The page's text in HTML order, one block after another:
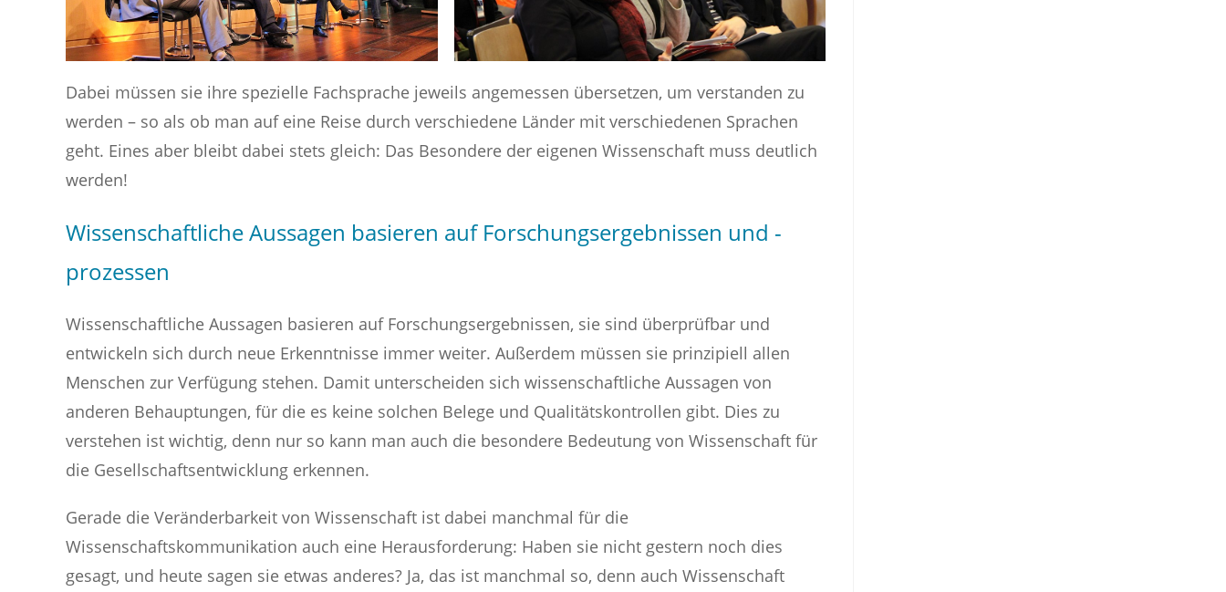
Dabei müssen sie ihre spezielle Fachsprache jeweils angemessen übersetzen, um verstanden zu
werden – so als ob man auf eine Reise durch verschiedene Länder mit verschiedenen Sprachen
geht. Eines aber bleibt dabei stets gleich: Das Besondere der eigenen Wissenschaft muss deutlich
werden!
Wissenschaftliche Aussagen basieren auf Forschungsergebnissen und -
prozessen
Wissenschaftliche Aussagen basieren auf Forschungsergebnissen, sie sind überprüfbar und
entwickeln sich durch neue Erkenntnisse immer weiter. Außerdem müssen sie prinzipiell allen
Menschen zur Verfügung stehen. Damit unterscheiden sich wissenschaftliche Aussagen von
anderen Behauptungen, für die es keine solchen Belege und Qualitätskontrollen gibt. Dies zu
verstehen ist wichtig, denn nur so kann man auch die besondere Bedeutung von Wissenschaft für
die Gesellschaftsentwicklung erkennen.
Gerade die Veränderbarkeit von Wissenschaft ist dabei manchmal für die
Wissenschaftskommunikation auch eine Herausforderung: Haben sie nicht gestern noch dies
gesagt, und heute sagen sie etwas anderes? Ja, das ist manchmal so, denn auch Wissenschaft